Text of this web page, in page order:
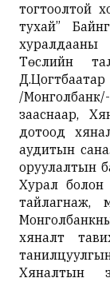
тогтоолтой
тухай”
Төслийн
/
зааснаар,
дотоод
аудитын
оруулалтын
Хурал болон
тайлагнаж,
хяналт
Хяналтын